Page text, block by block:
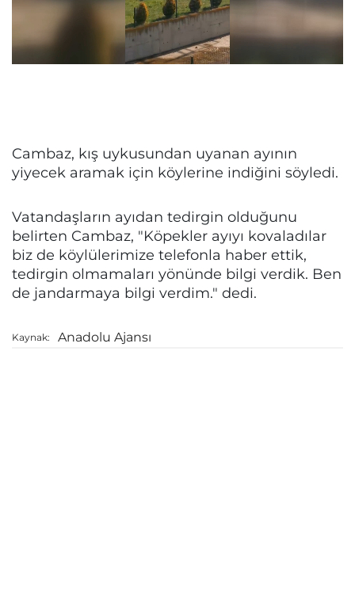
Cambaz, kış uykusundan uyanan ayının
yiyecek aramak için köylerine indiğini söyledi.
Vatandaşların ayıdan tedirgin olduğunu
belirten Cambaz, "Köpekler ayıyı kovaladılar
biz de köylülerimize telefonla haber ettik,
tedirgin olmamaları yönünde bilgi verdik. Ben
de jandarmaya bilgi verdim." dedi.
Kaynak: Anadolu Ajansı